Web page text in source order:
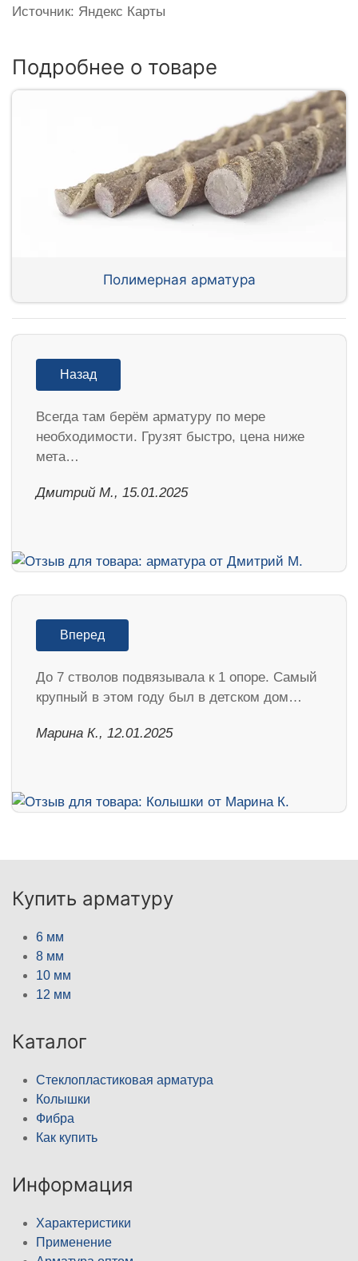
Источник: Яндекс Карты
Подробнее о товаре
Полимерная арматура
Назад
Всегда там берём арматуру по мере
необходимости. Грузят быстро, цена ниже
мета…
Дмитрий М., 15.01.2025
Вперед
До 7 стволов подвязывала к 1 опоре. Самый
крупный в этом году был в детском дом…
Марина К., 12.01.2025
Купить арматуру
6 мм
8 мм
10 мм
12 мм
Каталог
Стеклопластиковая арматура
Колышки
Фибра
Как купить
Информация
Характеристики
Применение